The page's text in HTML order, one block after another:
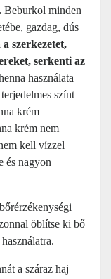
Beburkol minden
gazdag, dús
szerkezetet,
serkenti az
használata
színt
krém
krém nem
kell vízzel
és nagyon
öblítse ki bő
a száraz haj